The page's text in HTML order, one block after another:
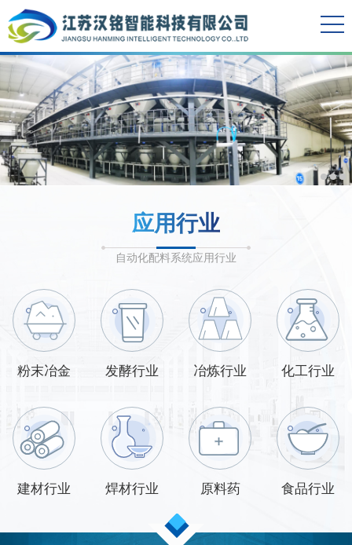
应用行业
自动化配料系统应用行业
粉末冶金 发酵行业 冶炼行业 化工行业
建材行业 焊材行业 原料药 食品行业